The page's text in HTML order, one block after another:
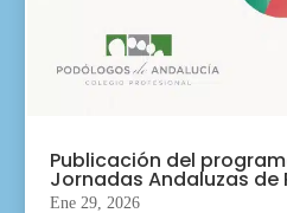
Publicación del
Jornadas Andaluzas de
Ene 29, 2026